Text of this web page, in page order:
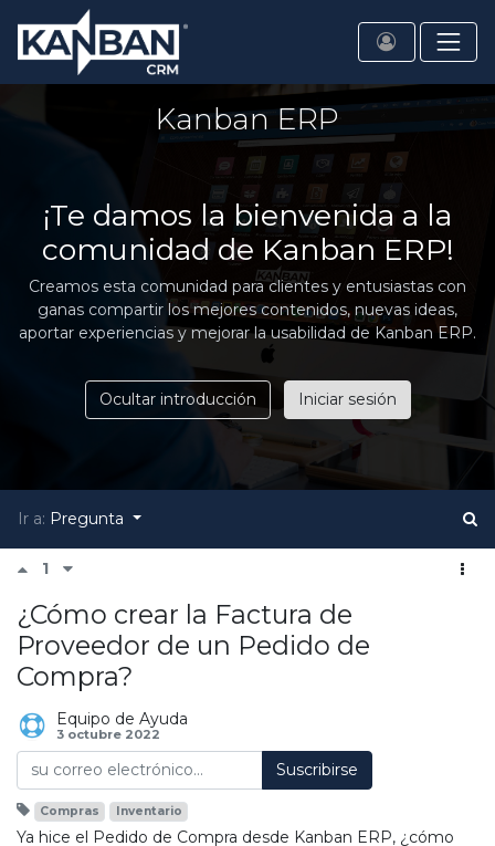
Kanban ERP
¡Te damos la bienvenida a la
comunidad de Kanban ERP!
Creamos esta comunidad para clientes y entusiastas con
ganas compartir los mejores contenidos, nuevas ideas,
aportar experiencias y mejorar la usabilidad de Kanban ERP.
Ocultar introducción Iniciar sesión
Ir a: Pregunta
1
¿Cómo crear la Factura de
Proveedor de un Pedido de
Compra?
Equipo de Ayuda
3 octubre 2022
Suscribirse
Compras Inventario
Ya hice el Pedido de Compra desde Kanban ERP, ¿cómo